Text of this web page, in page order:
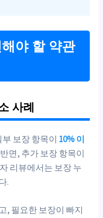
야 할 약관
사례
보장 항목이 10% 이
면, 추가 보장 항목이
리뷰에서는 보장 누
.
, 필요한 보장이 빠지